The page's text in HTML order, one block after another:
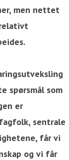
men nettet
spørsmål som
er
sentrale
får vi
og vi får